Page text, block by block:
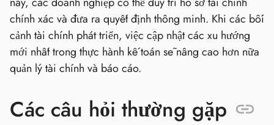
chính xác và đưa ra quyết định thông minh. Khi các bối
cảnh tài chính phát triển, việc cập nhật các xu hướng
mới nhất trong thực hành kế toán sẽ nâng cao hơn nữa
quản lý tài chính và báo cáo.
Các câu hỏi thường gặp